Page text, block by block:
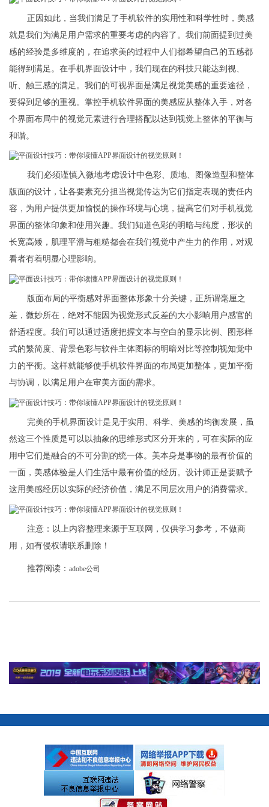
正因如此，当我们满足了手机软件的实用性和科学性时，美感
就是我们为满足用户需求的重要考虑的内容了。我们前面提到过美
感的经验是多维度的，在追求美的过程中人们都希望自己的五感都
能得到满足。在手机界面设计中，我们现在的科技只能达到视、
听、触三感的满足。我们的可视界面是满足视觉美感的重要途径，
要得到足够的重视。掌控手机软件界面的美感应从整体入手，对各
个界面布局中的视觉元素进行合理搭配以达到视觉上整体的平衡与
和谐。
我们必须谨慎入微地考虑设计中色彩、质地、图像造型和整体
版面的设计，让各要素充分担当视觉传达为它们指定表现的责任内
容，为用户提供更加愉悦的操作环境与心境，提高它们对手机视觉
界面的整体印象和使用兴趣。我们知道色彩的明暗与纯度，形状的
长宽高矮，肌理平滑与粗糙都会在我们视觉中产生力的作用，对观
看者有着明显心理影响。
版面布局的平衡感对界面整体形象十分关键，正所谓毫厘之
差，微妙所在，绝对不能因为视觉形式反差的大小影响用户感官的
舒适程度。我们可以通过适度把握文本与空白的显示比例、图形样
式的繁简度、背景色彩与软件主体图标的明暗对比等控制视知觉中
力的平衡。这样就能够使手机软件界面的布局更加整体，更加平衡
与协调，以满足用户在审美方面的需求。
完美的手机界面设计是见于实用、科学、美感的均衡发展，虽
然这三个性质是可以以抽象的思维形式区分开来的，可在实际的应
用中它们是融合的不可分割的统一体。美本身是事物的最有价值的
一面，美感体验是人们生活中最有价值的经历。设计师正是要赋予
这用美感经历以实际的经济价值，满足不同层次用户的消费需求。
注意：以上内容整理来源于互联网，仅供学习参考，不做商
用，如有侵权请联系删除！
推荐阅读： adobe公司